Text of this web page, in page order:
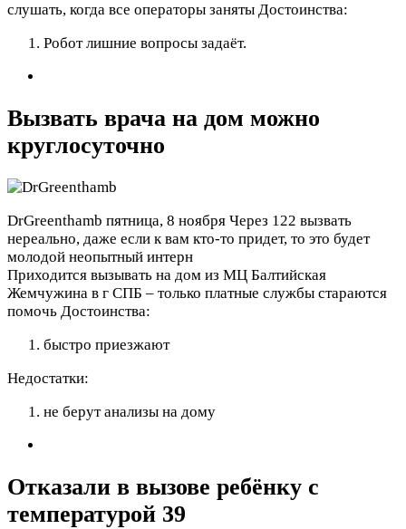
слушать, когда все операторы заняты Достоинства:
Робот лишние вопросы задаёт.
Вызвать врача на дом можно
круглосуточно
DrGreenthamb пятница, 8 ноября Через 122 вызвать
нереально, даже если к вам кто-то придет, то это будет
молодой неопытный интерн
Приходится вызывать на дом из МЦ Балтийская
Жемчужина в г СПБ – только платные службы стараются
помочь Достоинства:
быстро приезжают
Недостатки:
не берут анализы на дому
Отказали в вызове ребёнку с
температурой 39